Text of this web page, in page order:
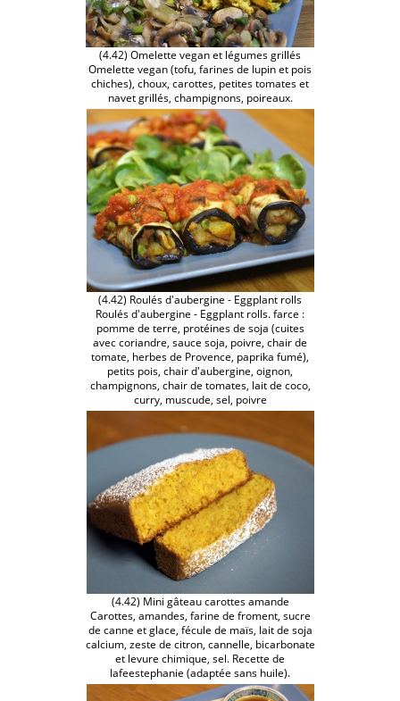
(4.42) Omelette vegan et légumes grillés
Omelette vegan (tofu, farines de lupin et pois
chiches), choux, carottes, petites tomates et
navet grillés, champignons, poireaux.
(4.42) Roulés d'aubergine - Eggplant rolls
Roulés d'aubergine - Eggplant rolls. farce :
pomme de terre, protéines de soja (cuites
avec coriandre, sauce soja, poivre, chair de
tomate, herbes de Provence, paprika fumé),
petits pois, chair d'aubergine, oignon,
champignons, chair de tomates, lait de coco,
curry, muscude, sel, poivre
(4.42) Mini gâteau carottes amande
Carottes, amandes, farine de froment, sucre
de canne et glace, fécule de maïs, lait de soja
calcium, zeste de citron, cannelle, bicarbonate
et levure chimique, sel. Recette de
lafeestephanie (adaptée sans huile).